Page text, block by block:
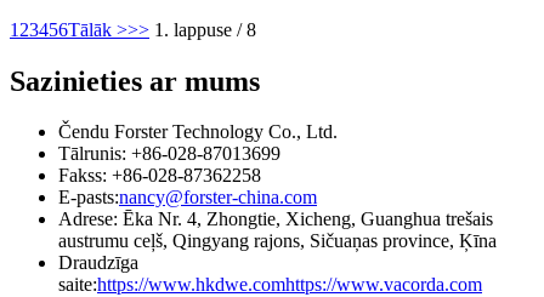
1 23456Tālāk >>> 1. lappuse / 8
Sazinieties ar mums
Čendu Forster Technology Co., Ltd.
Tālrunis: +86-028-87013699
Fakss: +86-028-87362258
E-pasts:nancy@forster-china.com
Adrese: Ēka Nr. 4, Zhongtie, Xicheng, Guanghua trešais
austrumu ceļš, Qingyang rajons, Sičuaņas province, Ķīna
Draudzīga
saite:https://www.hkdwe.comhttps://www.vacorda.com